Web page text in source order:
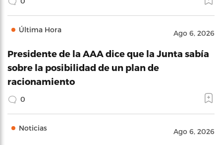
Última Hora Ago 6, 2026
Presidente de la AAA dice que la Junta sabía
sobre la posibilidad de un plan de
racionamiento
0
Noticias Ago 6, 2026